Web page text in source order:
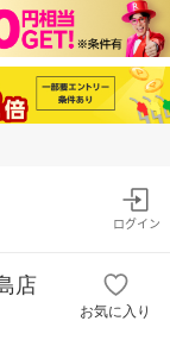
ログイン
店
お気に入り